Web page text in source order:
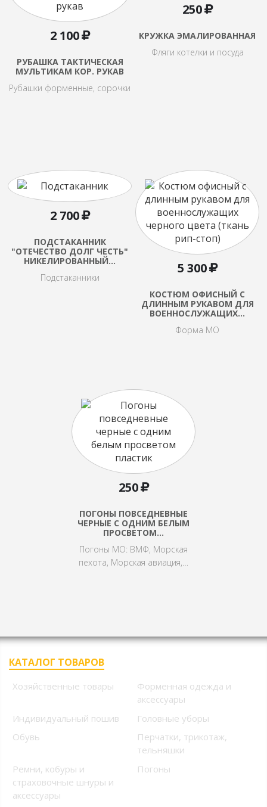
2 100
РУБАШКА ТАКТИЧЕСКАЯ
МУЛЬТИКАМ КОР. РУКАВ
Рубашки форменные, сорочки
250
КРУЖКА ЭМАЛИРОВАННАЯ
Фляги котелки и посуда
2 700
ПОДСТАКАННИК
"ОТЕЧЕСТВО ДОЛГ ЧЕСТЬ"
НИКЕЛИРОВАННЫЙ…
Подстаканники
5 300
КОСТЮМ ОФИСНЫЙ С
ДЛИННЫМ РУКАВОМ ДЛЯ
ВОЕННОСЛУЖАЩИХ…
Форма МО
250
ПОГОНЫ ПОВСЕДНЕВНЫЕ
ЧЕРНЫЕ С ОДНИМ БЕЛЫМ
ПРОСВЕТОМ…
Погоны МО: ВМФ, Морская
пехота, Морская авиация,…
КАТАЛОГ ТОВАРОВ
Хозяйственные товары
Форменная одежда и
аксессуары
Индивидуальный пошив
Головные уборы
Обувь
Перчатки, трикотаж,
тельняшки
Ремни, кобуры и
страховочные шнуры и
аксессуары
Погоны